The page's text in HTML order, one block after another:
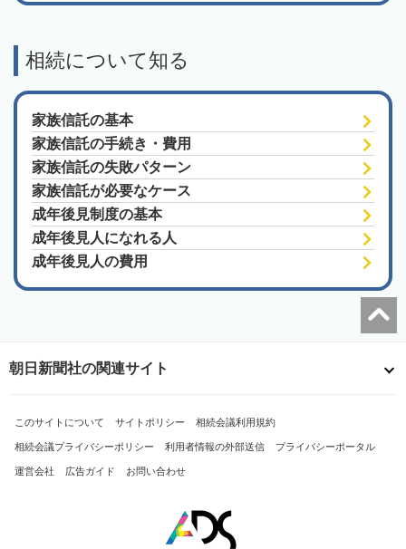
相続について知る
家族信託の基本
家族信託の手続き・費用
家族信託の失敗パターン
家族信託が必要なケース
成年後見制度の基本
成年後見人になれる人
成年後見人の費用
朝日新聞社の関連サイト
このサイトについて サイトポリシー 相続会議利用規約
相続会議プライバシーポリシー 利用者情報の外部送信 プライバシーポータル
運営会社 広告ガイド お問い合わせ